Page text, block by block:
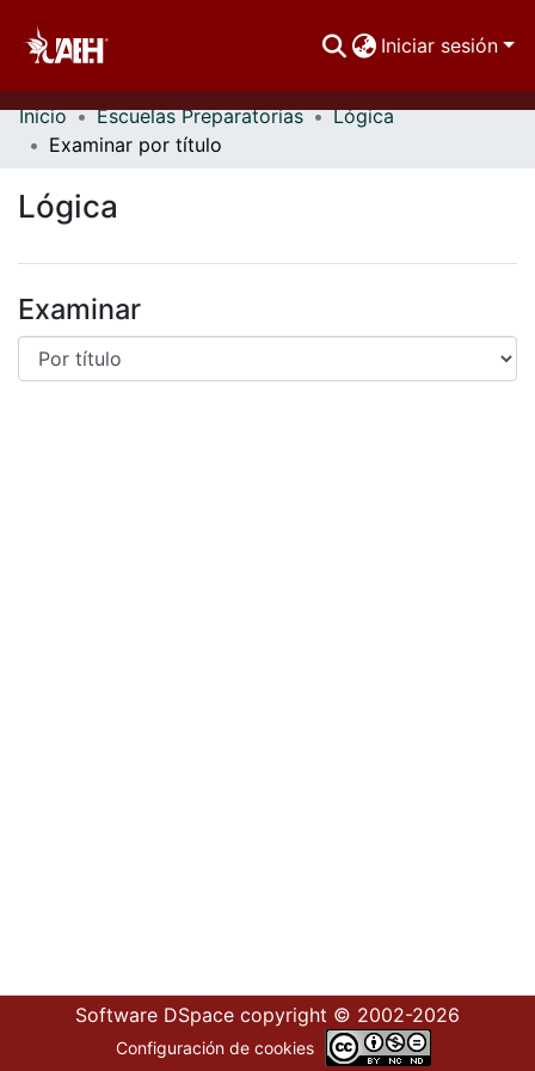
Iniciar sesión
Comunidades
Estadísticas
Inicio Escuelas Preparatorias
Lógica
Examinar por título
Lógica
Examinar
Software DSpace copyright © 2002-2026
Configuración de cookies